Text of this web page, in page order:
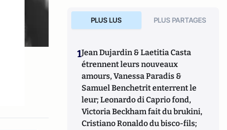
https://leblogdenathaliemp.com/
PLUS LUS PLUS PARTAGES
1Jean Dujardin & Laetitia Casta
étrennent leurs nouveaux
amours, Vanessa Paradis &
Samuel Benchetrit enterrent le
leur; Leonardo di Caprio fond,
Victoria Beckham fait du brukini,
Cristiano Ronaldo du bisco-fils;